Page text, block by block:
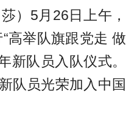
）5月26日上午，
高举队旗跟党走 做
新队员入队仪式。
队员光荣加入中国